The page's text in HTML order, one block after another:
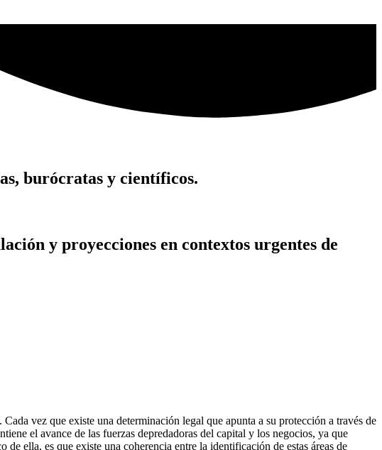
burócratas y científicos.
y proyecciones en contextos urgentes de
vez que existe una determinación legal que apunta a su protección a través de
el avance de las fuerzas depredadoras del capital y los negocios, ya que
ella, es que existe una coherencia entre la identificación de estas áreas de